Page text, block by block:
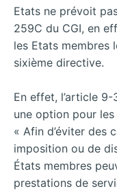
Etats ne prévoit
259C du CGI, en
les Etats membres
sixième directive.
En effet, l’article
une option pour
« Afin d’éviter des
imposition ou de
États membres
prestations de